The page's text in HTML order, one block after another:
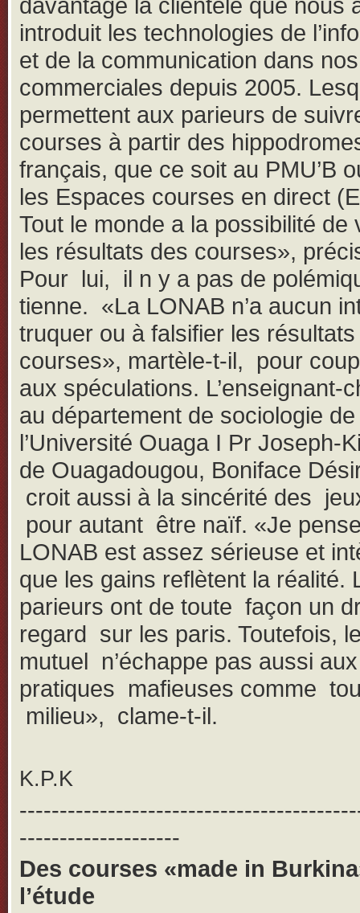
introduit les technologies de
et de la communication dans
commerciales depuis 2005.
permettent aux parieurs de
courses à partir des
français, que ce soit au PMU’B
les Espaces courses en direct
Tout le monde a la possibilité de
les résultats des courses»,
Pour lui, il n y a pas de
tienne. «La LONAB n’a aucun
truquer ou à falsifier les
courses», martèle-t-il, pour
aux spéculations. L’enseignant-
au département de sociologie de
l’Université Ouaga I Pr Joseph-
de Ouagadougou, Boniface
croit aussi à la sincérité des
pour autant être naïf. «Je
LONAB est assez sérieuse et
que les gains reflètent la réalité.
parieurs ont de toute façon un
regard sur les paris. Toutefois,
mutuel n’échappe pas aussi aux
pratiques mafieuses comme
milieu», clame-t-il.
K.P.K
--------------------
Des courses «made in
l’étude